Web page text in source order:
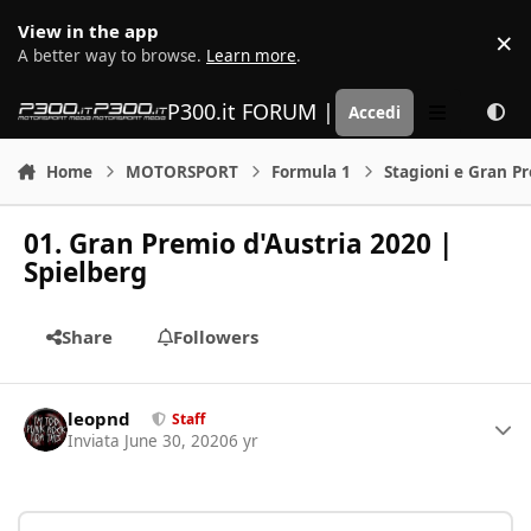
View in the app
A better way to browse. Learn more. ×
P300.it FORUM | Motorsport Media
Accedi
Home MOTORSPORT Formula 1 Stagioni e Gran
01. Gran Premio d'Austria 2020 |
Spielberg
Share Followers
leopnd Staff
Inviata June 30, 20206 yr